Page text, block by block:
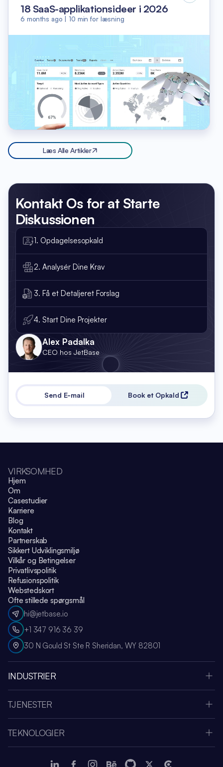
18 SaaS-applikationsideer i 2026
6 months ago |10 min for læsning
Læs Alle Artikler
Kontakt Os for at Starte
Diskussionen
1. Opdagelsesopkald
2. Analysér Dine Krav
3. Få et Detaljeret Forslag
4. Start Dine Projekter
Alex Padalka
CEO hos JetBase
Send E-mail Book et Opkald
VIRKSOMHED
Hjem
Om
Casestudier
Karriere
Blog
Kontakt
Partnerskab
Sikkert Udviklingsmiljø
Vilkår og Betingelser
Privatlivspolitik
Refusionspolitik
Webstedskort
Ofte stillede spørgsmål
hi@jetbase.io
+1 347 916 36 39
30 N Gould St Ste R Sheridan, WY 82801
INDUSTRIER
Sportsapplikation
Medier & Underholdning
Sundhedspleje
Amazon Web Services
TJENESTER
UI & UX Design
Cloud-migrering
Webudvikling
TEKNOLOGIER